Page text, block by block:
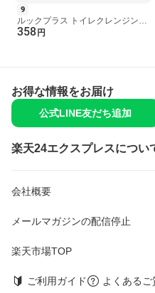
9
ルックプラス トイレクレンジング
クールシトラスの香り 本体 300ml
358 円
お得な情報をお届け
公式LINE友だち追加
楽天24エクスプレスについ
会社概要
メールマガジンの配信停止
楽天市場TOP
ご利用ガイド よくあるご